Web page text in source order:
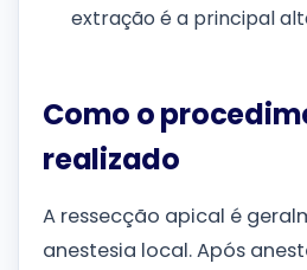
extração é a principal
Como o
realizado
A ressecção apical é
anestesia local. Após